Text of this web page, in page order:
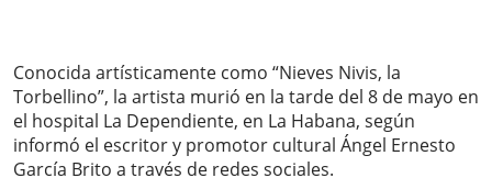
Conocida artísticamente como “Nieves Nivis, la
Torbellino”, la artista murió en la tarde del 8 de mayo en
el hospital La Dependiente, en La Habana, según
informó el escritor y promotor cultural Ángel Ernesto
García Brito a través de redes sociales.